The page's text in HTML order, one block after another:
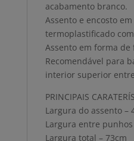
acabamento branco.
Assento e encosto
termoplastificado
Assento em forma
Recomendável para
interior superior
PRINCIPAIS
Largura do assento –
Largura entre punhos
Largura total – 73cm